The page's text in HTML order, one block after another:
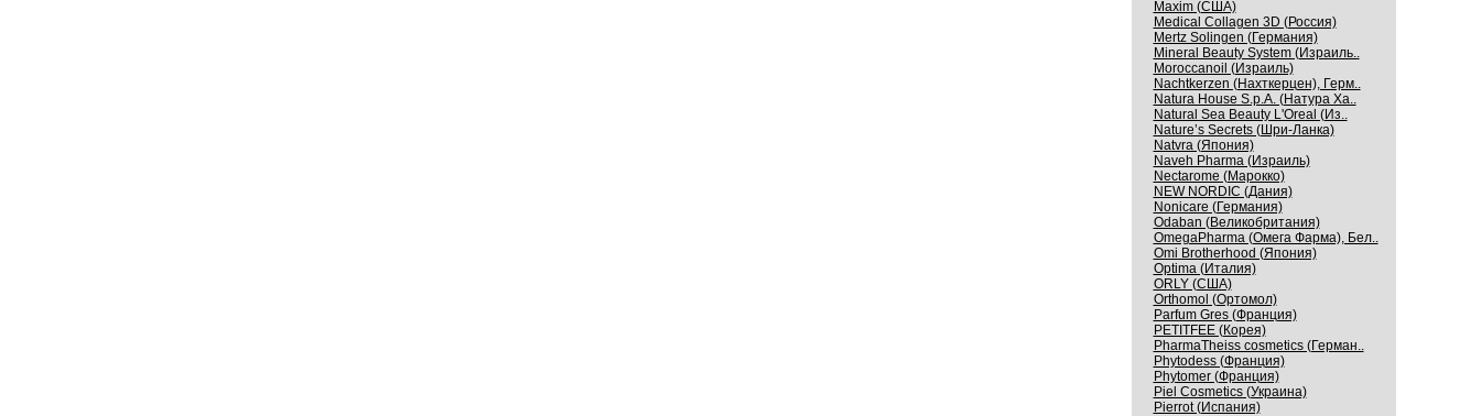
Maxim (США)
Medical Collagen 3D (Россия)
Mertz Solingen (Германия)
Mineral Beauty System (Израиль..
Moroccanoil (Израиль)
Nachtkerzen (Нахткерцен), Герм..
Natura House S.p.A. (Натура Ха..
Natural Sea Beauty L'Oreal (Из..
Nature’s Secrets (Шри-Ланка)
Natvra (Япония)
Naveh Pharma (Израиль)
Nectarome (Марокко)
NEW NORDIC (Дания)
Nonicare (Германия)
Odaban (Великобритания)
OmegaPharma (Омега Фарма), Бел..
Omi Brotherhood (Япония)
Optima (Италия)
ORLY (США)
Orthomol (Ортомол)
Parfum Gres (Франция)
PETITFEE (Корея)
PharmaTheiss cosmetics (Герман..
Phytodess (Франция)
Phytomer (Франция)
Piel Cosmetics (Украина)
Pierrot (Испания)